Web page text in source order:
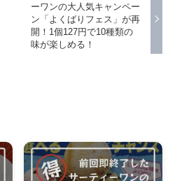
ーワンの大人気キャンペー
ン「よくばりフェス」が再
開！1個127円で10種類の
味が楽しめる！